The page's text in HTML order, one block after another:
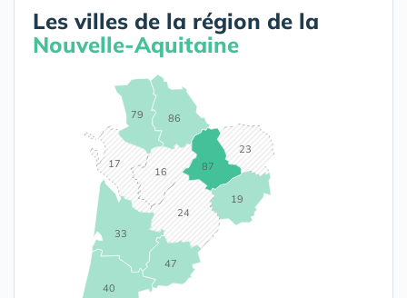
Les villes de la région de la
Nouvelle-Aquitaine
16
17
19
23
24
33
40
47
79 86
87